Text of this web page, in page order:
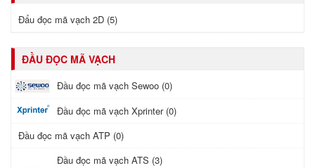
Đẩu đọc mã vạch 2D (5)
ĐẦU ĐỌC MÃ VẠCH
Đầu đọc mã vạch Sewoo (0)
Đầu đọc mã vạch Xprinter (0)
Đầu đọc mã vạch ATP (0)
Đầu đọc mã vạch ATS (3)